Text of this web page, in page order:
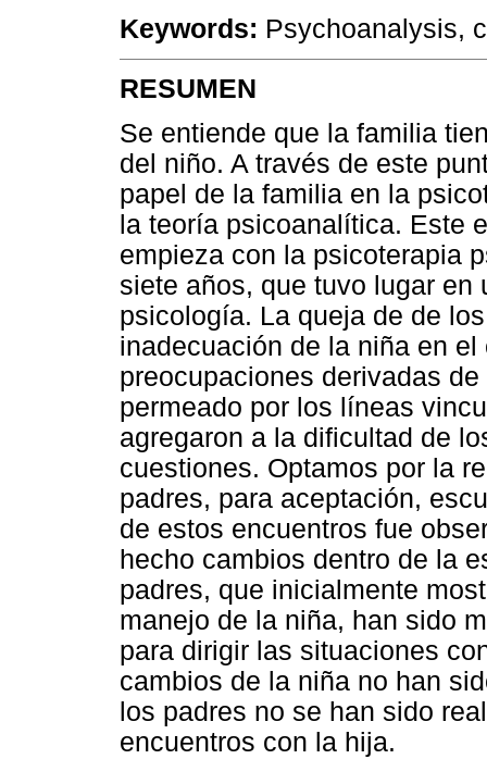
Keywords: Psychoanalysis,
RESUMEN
Se entiende que la familia
del niño. A través de este
papel de la familia en la
la teoría psicoanalítica. Este
empieza con la psicoterapia
siete años, que tuvo lugar
psicología. La queja de de
inadecuación de la niña en
preocupaciones derivadas
permeado por los líneas
agregaron a la dificultad de
cuestiones. Optamos por la
padres, para aceptación,
de estos encuentros fue
hecho cambios dentro de la
padres, que inicialmente
manejo de la niña, han sido
para dirigir las situaciones
cambios de la niña no han
los padres no se han sido
encuentros con la hija.